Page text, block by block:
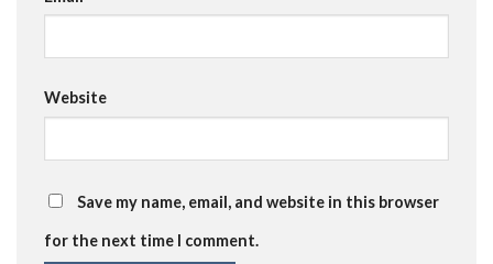
Website
Save my name, email, and website in this browser
for the next time I comment.